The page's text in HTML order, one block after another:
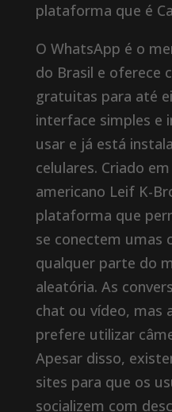
plataforma que é
O WhatsApp é o
do Brasil e oferece
gratuitas para até
interface simples e
usar e já está
celulares. Criado
americano Leif K-
plataforma que
se conectem umas
qualquer parte do
aleatória. As
chat ou vídeo, mas
prefere utilizar
Apesar disso,
sites para que os
socializem com